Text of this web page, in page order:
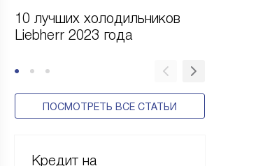
10 лучших холодильников
Liebherr 2023 года
ПОСМОТРЕТЬ ВСЕ СТАТЬИ
Кредит на